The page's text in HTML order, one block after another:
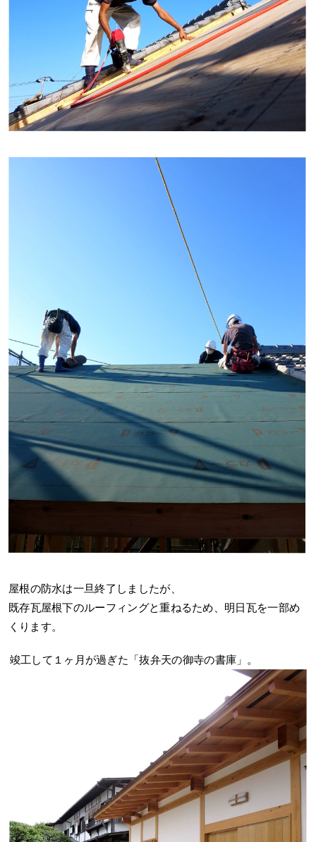
屋根の防水は一旦終了しましたが、
既存瓦屋根下のルーフィングと重ねるため、明日瓦を一部め
くります。
竣工して１ヶ月が過ぎた「抜弁天の御寺の書庫」。